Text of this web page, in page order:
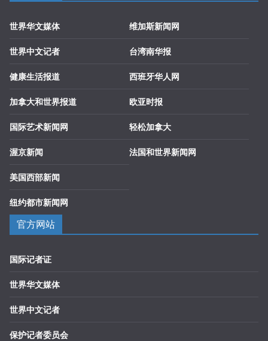
世界华文媒体
世界中文记者
健康生活报道
加拿大和世界报道
国际艺术新闻网
渥京新闻
美国西部新闻
纽约都市新闻网
维加斯新闻网
台湾南华报
西班牙华人网
欧亚时报
轻松加拿大
法国和世界新闻网
官方网站
国际记者证
世界华文媒体
世界中文记者
保护记者委员会